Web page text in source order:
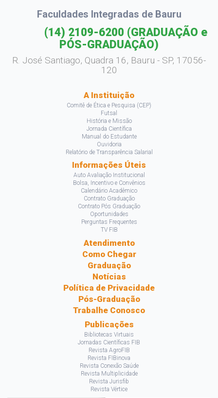
Faculdades Integradas de Bauru
(14) 2109-6200 (GRADUAÇÃO e
PÓS-GRADUAÇÃO)
R. José Santiago, Quadra 16, Bauru - SP, 17056-
120
A Instituição
Comitê de Ética e Pesquisa (CEP)
Futsal
História e Missão
Jornada Científica
Manual do Estudante
Ouvidoria
Relatório de Transparência Salarial
Informações Úteis
Auto Avaliação Institucional
Bolsa, Incentivo e Convênios
Calendário Acadêmico
Contrato Graduação
Contrato Pós Graduação
Oportunidades
Perguntas Frequentes
TV FIB
Atendimento
Como Chegar
Graduação
Notícias
Política de Privacidade
Pós-Graduação
Trabalhe Conosco
Publicações
Bibliotecas Virtuais
Jornadas Científicas FIB
Revista AgroFIB
Revista FIBinova
Revista Conexão Saúde
Revista Multiplicidade
Revista Jurisfib
Revista Vértice